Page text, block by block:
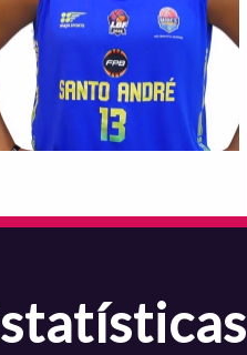
estatísticas